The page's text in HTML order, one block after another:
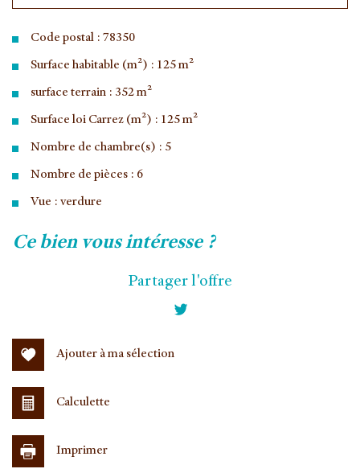
Code postal : 78350
Surface habitable (m²) : 125 m²
surface terrain : 352 m²
Surface loi Carrez (m²) : 125 m²
Nombre de chambre(s) : 5
Nombre de pièces : 6
Vue : verdure
la ville de jouy-en-josas (78350)
ce bien vous intéresse ?
Partager l'offre
Ajouter à ma sélection
Calculette
Imprimer